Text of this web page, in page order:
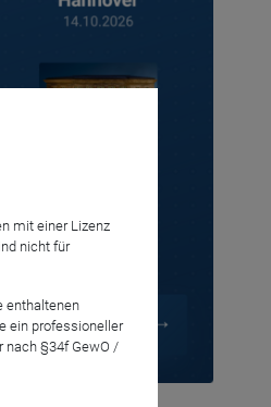
mit einer Lizenz
nicht für
enthaltenen
ein professioneller
nach §34f GewO /